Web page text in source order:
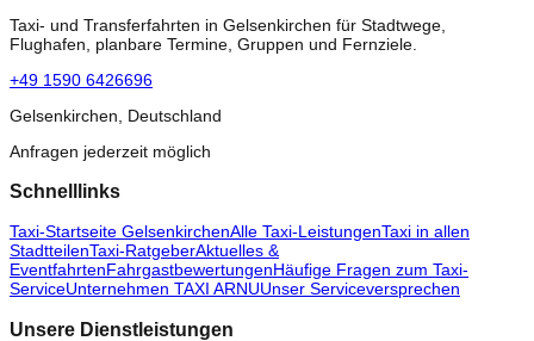
Taxi- und Transferfahrten in Gelsenkirchen für Stadtwege,
Flughafen, planbare Termine, Gruppen und Fernziele.
+49 1590 6426696
Gelsenkirchen, Deutschland
Anfragen jederzeit möglich
Schnelllinks
Taxi-Startseite GelsenkirchenAlle Taxi-LeistungenTaxi in allen
StadtteilenTaxi-RatgeberAktuelles &
EventfahrtenFahrgastbewertungenHäufige Fragen zum Taxi-
ServiceUnternehmen TAXI ARNUUnser Serviceversprechen
Unsere Dienstleistungen